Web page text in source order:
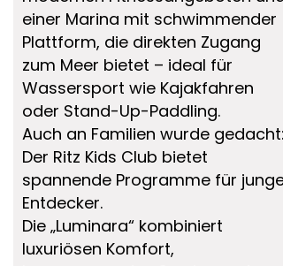
einer Marina mit schwimmender
Plattform, die direkten Zugang
zum Meer bietet – ideal für
Wassersport wie Kajakfahren
oder Stand-Up-Paddling.
Auch an Familien wurde gedacht:
Der Ritz Kids Club bietet
spannende Programme für junge
Entdecker.
Die „Luminara“ kombiniert
luxuriösen Komfort,